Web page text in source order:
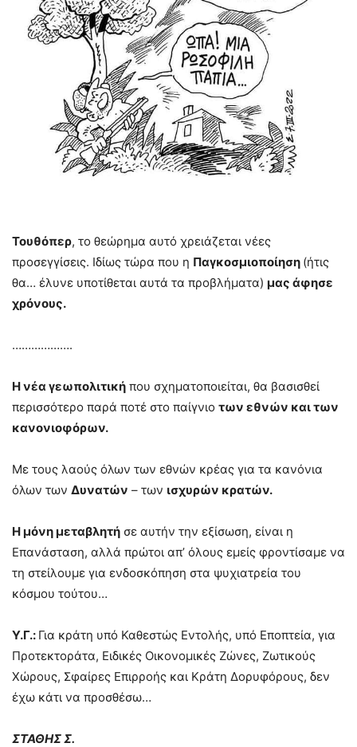
Τουθόπερ, το θεώρημα αυτό χρειάζεται νέες
προσεγγίσεις. Ιδίως τώρα που η Παγκοσμιοποίηση (ήτις
θα… έλυνε υποτίθεται αυτά τα προβλήματα) μας άφησε
χρόνους.
……………….
Η νέα γεωπολιτική που σχηματοποιείται, θα βασισθεί
περισσότερο παρά ποτέ στο παίγνιο των εθνών και των
κανονιοφόρων.
Με τους λαούς όλων των εθνών κρέας για τα κανόνια
όλων των Δυνατών – των ισχυρών κρατών.
Η μόνη μεταβλητή σε αυτήν την εξίσωση, είναι η
Επανάσταση, αλλά πρώτοι απ’ όλους εμείς φροντίσαμε να
τη στείλουμε για ενδοσκόπηση στα ψυχιατρεία του
κόσμου τούτου…
Υ.Γ.: Για κράτη υπό Καθεστώς Εντολής, υπό Εποπτεία, για
Προτεκτοράτα, Ειδικές Οικονομικές Ζώνες, Ζωτικούς
Χώρους, Σφαίρες Επιρροής και Κράτη Δορυφόρους, δεν
έχω κάτι να προσθέσω…
ΣΤΑΘΗΣ Σ.